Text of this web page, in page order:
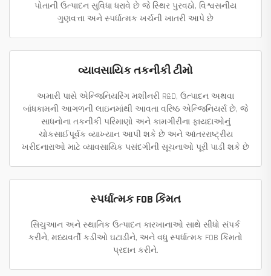
પોતાની ઉત્પાદન સુવિધા ધરાવે છે જે સ્થિર પુરવઠો, વિશ્વસનીય
ગુણવત્તા અને સ્પર્ધાત્મક ખર્ચની ખાતરી આપે છે
વ્યાવસાયિક તકનીકી ટીમો
અમારી પાસે એન્જિનિયરિંગ મશીનરી R&D, ઉત્પાદન અથવા
બાંધકામની આગળની લાઇનમાંથી આવતા વરિષ્ઠ એન્જિનિયર્સ છે, જે
સાધનોના તકનીકી પરિમાણો અને કામગીરીના ફાયદાઓનું
ચોકસાઈપૂર્વક વ્યાખ્યાન આપી શકે છે અને આંતરરાષ્ટ્રીય
ખરીદનારાઓ માટે વ્યાવસાયિક પસંદગીની સૂચનાઓ પૂરી પાડી શકે છે
સ્પર્ધાત્મક FOB કિંમત
સિચુઆન અને સ્થાનિક ઉત્પાદન કારખાનાઓ સાથે સીધો સંપર્ક
કરીને, મધ્યવર્તી કડીઓ ઘટાડીને, અને વધુ સ્પર્ધાત્મક FOB કિંમતો
પ્રદાન કરીને.